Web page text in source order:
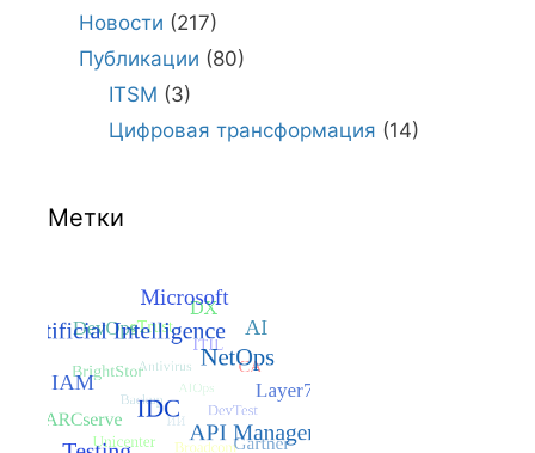
Новости (217)
Публикации (80)
ITSM (3)
Цифровая трансформация (14)
Метки